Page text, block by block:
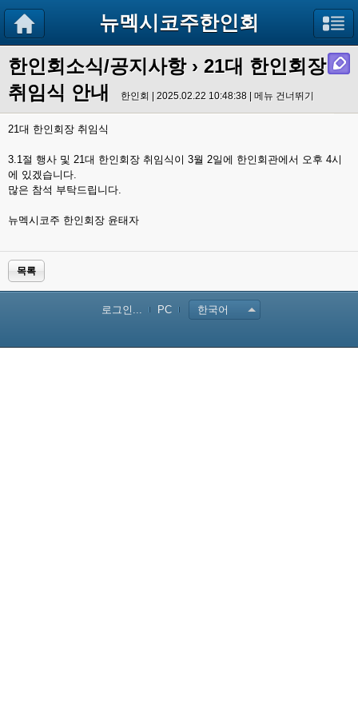
뉴멕시코주한인회
한인회소식/공지사항› 21대 한인회장
취임식 안내
한인회 | 2025.02.22 10:48:38 | 메뉴 건너뛰기
21대 한인회장 취임식
3.1절 행사 및 21대 한인회장 취임식이 3월 2일에 한인회관에서 오후 4시
에 있겠습니다.
많은 참석 부탁드립니다.
뉴멕시코주 한인회장 윤태자
목록
로그인... PC 한국어